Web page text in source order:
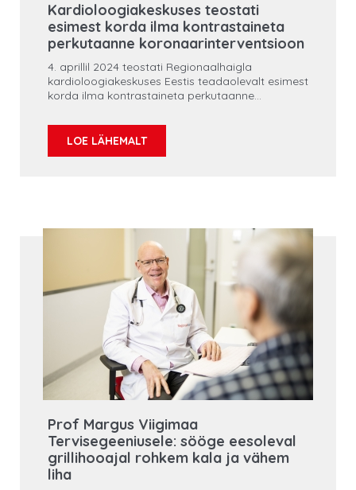
Kardioloogiakeskuses teostati
esimest korda ilma kontrastaineta
perkutaanne koronaarinterventsioon
4. aprillil 2024 teostati Regionaalhaigla
kardioloogiakeskuses Eestis teadaolevalt esimest
korda ilma kontrastaineta perkutaanne
LOE LÄHEMALT
Prof Margus Viigimaa
Tervisegeeniusele: sööge eesoleval
grillihooajal rohkem kala ja vähem
liha